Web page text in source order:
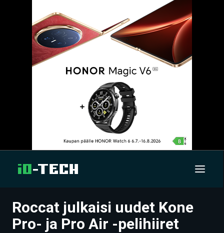
UUTISET
Roccat julkaisi uudet Kone
Pro- ja Pro Air -pelihiiret